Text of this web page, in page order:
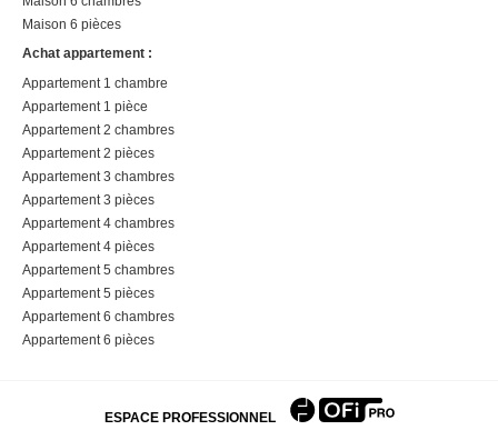
Maison 6 pièces
Achat appartement :
Appartement 1 chambre
Appartement 1 pièce
Appartement 2 chambres
Appartement 2 pièces
Appartement 3 chambres
Appartement 3 pièces
Appartement 4 chambres
Appartement 4 pièces
Appartement 5 chambres
Appartement 5 pièces
Appartement 6 chambres
Appartement 6 pièces
ESPACE PROFESSIONNEL